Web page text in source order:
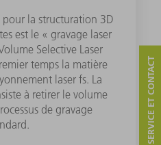
la structuration 3D
est le « gravage laser
Selective Laser
temps la matière
laser fs. La
à retirer le volume
de gravage
SERVICE ET CONTACT